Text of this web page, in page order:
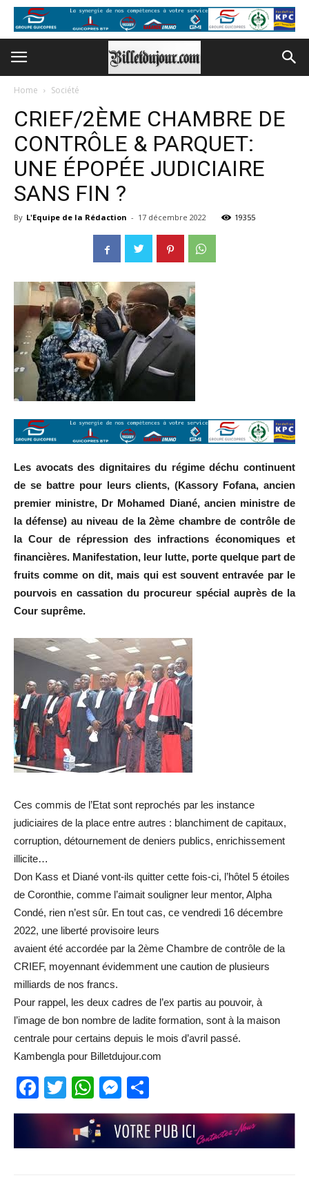
Home Société
CRIEF/2ÈME CHAMBRE DE
CONTRÔLE & PARQUET:
UNE ÉPOPÉE JUDICIAIRE
SANS FIN ?
By L'Equipe de la Rédaction - 17 décembre 2022 19355
Les avocats des dignitaires du régime déchu continuent
de se battre pour leurs clients, (Kassory Fofana, ancien
premier ministre, Dr Mohamed Diané, ancien ministre de
la défense) au niveau de la 2ème chambre de contrôle de
la Cour de répression des infractions économiques et
financières. Manifestation, leur lutte, porte quelque part de
fruits comme on dit, mais qui est souvent entravée par le
pourvois en cassation du procureur spécial auprès de la
Cour suprême.
Ces commis de l’Etat sont reprochés par les instance
judiciaires de la place entre autres : blanchiment de capitaux,
corruption, détournement de deniers publics, enrichissement
illicite…
Don Kass et Diané vont-ils quitter cette fois-ci, l’hôtel 5 étoiles
de Coronthie, comme l’aimait souligner leur mentor, Alpha
Condé, rien n’est sûr. En tout cas, ce vendredi 16 décembre
2022, une liberté provisoire leurs
avaient été accordée par la 2ème Chambre de contrôle de la
CRIEF, moyennant évidemment une caution de plusieurs
milliards de nos francs.
Pour rappel, les deux cadres de l’ex partis au pouvoir, à
l’image de bon nombre de ladite formation, sont à la maison
centrale pour certains depuis le mois d’avril passé.
Kambengla pour Billetdujour.com
Facebook
TwitterWhatsApp
Messenger